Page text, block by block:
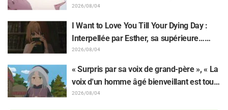
Choso se rapprochant de Yūji Itadori sur
l'illustration inédite de l'exposition de
l'anime « JUJUTSU KAISEN »
2026/08/04
I Want to Love You Till Your Dying Day :
Interpellée par Esther, sa supérieure…
Synopsis, visuels, bande-annonce WEB et
affiches de l'épisode 5 de l'anime dévoilés
2026/08/04
« Surpris par sa voix de grand-père », « La
voix d'un homme âgé bienveillant est tout
aussi superbe » : Akira Ishida en chef de
2026/08/04